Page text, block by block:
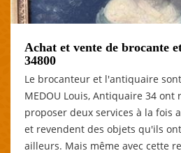
Achat et vente de brocante
34800
Le brocanteur et l'antiquaire
MEDOU Louis, Antiquaire 34
proposer deux services à la fois
et revendent des objets qu'ils
ailleurs. Mais même avec cette